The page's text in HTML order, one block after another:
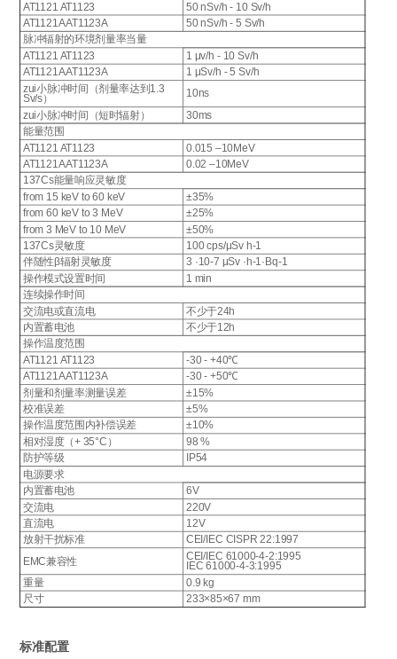
AT1121 AT1123
50 nSv/h - 10 Sv/h
AT1121A AT1123A
50 nSv/h - 5 Sv/h
脉冲辐射的环境剂量率当量
AT1121 AT1123
1 μv/h - 10 Sv/h
AT1121A AT1123A
1 μSv/h - 5 Sv/h
zui小脉冲时间（剂量率达到1.3
Sv/s）
10ns
zui小脉冲时间（短时辐射）
30ms
能量范围
AT1121 AT1123
0.015 –10MeV
AT1121A AT1123A
0.02 –10MeV
137Cs能量响应灵敏度
from 15 keV to 60 keV
±35%
from 60 keV to 3 MeV
±25%
from 3 MeV to 10 MeV
±50%
137Cs灵敏度
100 cps/μSv h-1
伴随性β辐射灵敏度
3 ·10-7 μSv ·h-1·Bq-1
操作模式设置时间
1 min
连续操作时间
交流电或直流电
不少于24h
内置蓄电池
不少于12h
操作温度范围
AT1121 AT1123
-30 - +40℃
AT1121A AT1123A
-30 - +50℃
剂量和剂量率测量误差
±15%
校准误差
±5%
操作温度范围内补偿误差
±10%
相对湿度（+ 35°C）
98 %
防护等级
IP54
电源要求
内置蓄电池
6V
交流电
220V
直流电
12V
放射干扰标准
CEI/IEC CISPR 22:1997
EMC兼容性
CEI/IEC 61000-4-2:1995
IEC 61000-4-3:1995
重量 0.9 kg
尺寸 233×85×67 mm
标准配置